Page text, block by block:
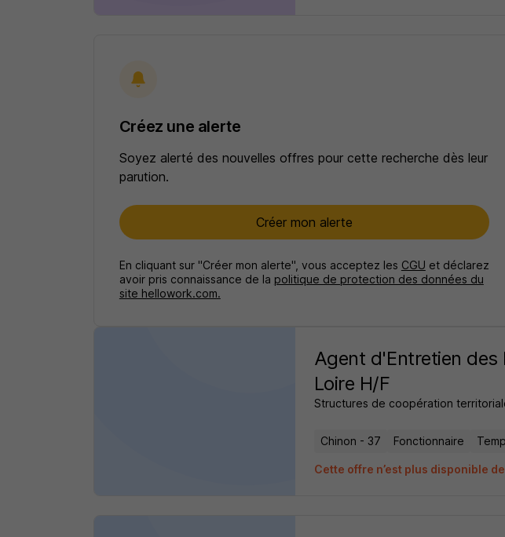
Créez une alerte
Soyez alerté des nouvelles offres pour cette recherche dès leur
parution.
Créer mon alerte
En cliquant sur "Créer mon alerte", vous acceptez les CGU et déclarez
avoir pris connaissance de la politique de protection des données du
site hellowork.com.
Agent d'Entretien des
Loire H/F
Structures de coopération
Chinon - 37 Fonctionnaire
Cette offre n’est plus disponible